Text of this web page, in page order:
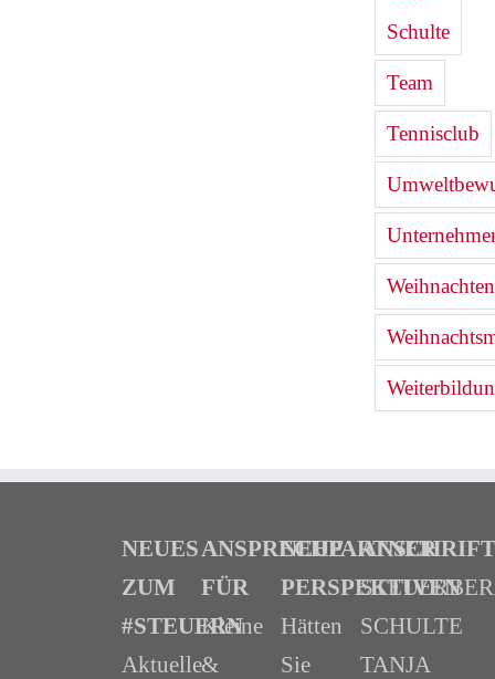
Schulte
Team
Tennisclub
Weihnachten
NEUES
ZUM
#STEUERN
Aktuelle
ANSPRECHPARTNER
FÜR
Kleine
&
NEUE
PERSPEKTIVEN
Hätten
Sie
ANSCHRIFT
SCHULTE
TANJA